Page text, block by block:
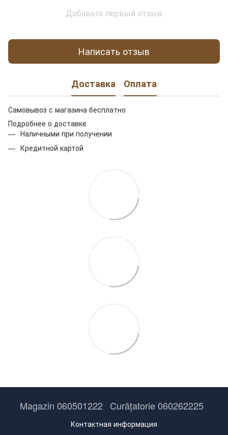
Добавьте первый отзыв
Написать отзыв
Доставка Оплата
Самовывоз с магазина бесплатно
Подробнее о доставке
Наличными при получении
Кредитной картой
Magazin 060501222 Curățatorie 060262225
Контактная информация